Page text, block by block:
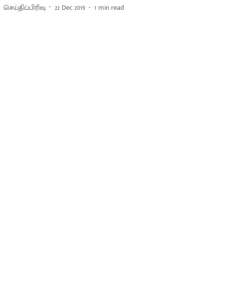
செய்திப்பிரிவு 22 Dec 2019 1 min read